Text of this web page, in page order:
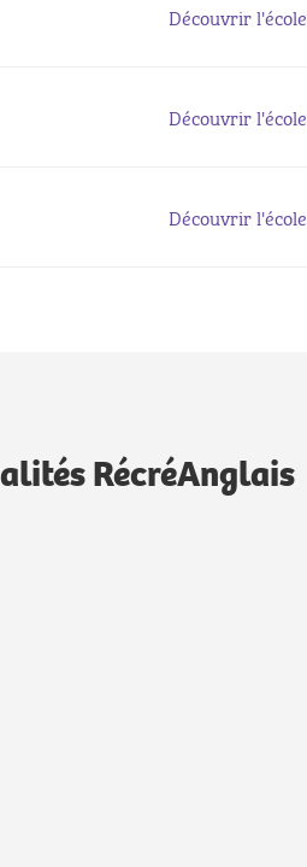
Découvrir l'école
Découvrir l'école
Découvrir l'école
RécréAnglais